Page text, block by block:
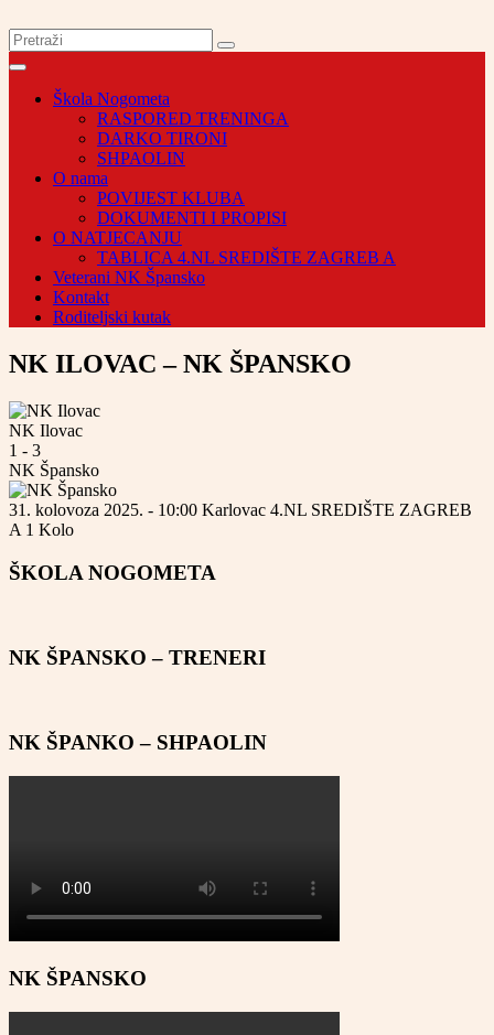
Škola Nogometa
RASPORED TRENINGA
DARKO TIRONI
SHPAOLIN
O nama
POVIJEST KLUBA
DOKUMENTI I PROPISI
O NATJECANJU
TABLICA 4.NL SREDIŠTE ZAGREB A
Veterani NK Špansko
Kontakt
Roditeljski kutak
NK ILOVAC – NK ŠPANSKO
NK Ilovac
1 - 3
NK Špansko
31. kolovoza 2025. - 10:00 Karlovac 4.NL SREDIŠTE ZAGREB
A 1 Kolo
ŠKOLA NOGOMETA
NK ŠPANSKO – TRENERI
NK ŠPANKO – SHPAOLIN
NK ŠPANSKO